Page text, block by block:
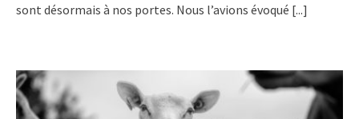
sont désormais à nos portes. Nous l’avions évoqué [...]